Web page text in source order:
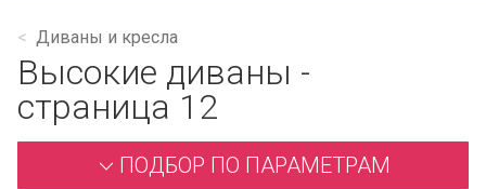
Диваны и кресла
Высокие диваны -
страница 12
ПОДБОР ПО ПАРАМЕТРАМ